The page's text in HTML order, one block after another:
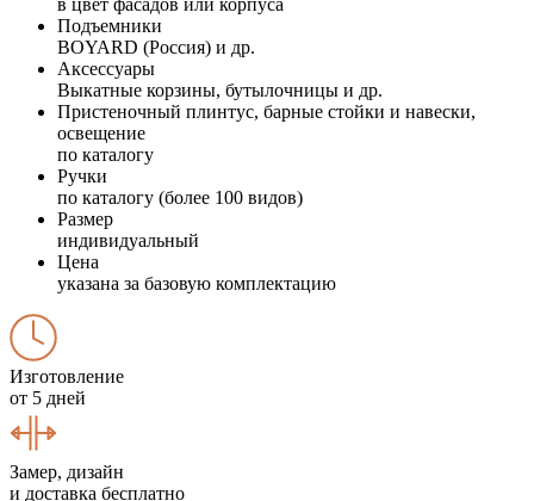
Подъемники
BOYARD (Россия) и др.
Аксессуары
Выкатные корзины, бутылочницы и др.
Пристеночный плинтус, барные стойки и навески,
освещение
по каталогу
Ручки
по каталогу (более 100 видов)
Размер
индивидуальный
Цена
указана за базовую комплектацию
Изготовление
от 5 дней
Замер, дизайн
и доставка бесплатно